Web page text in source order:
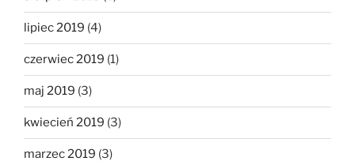
lipiec 2019 (4)
czerwiec 2019 (1)
maj 2019 (3)
kwiecień 2019 (3)
marzec 2019 (3)